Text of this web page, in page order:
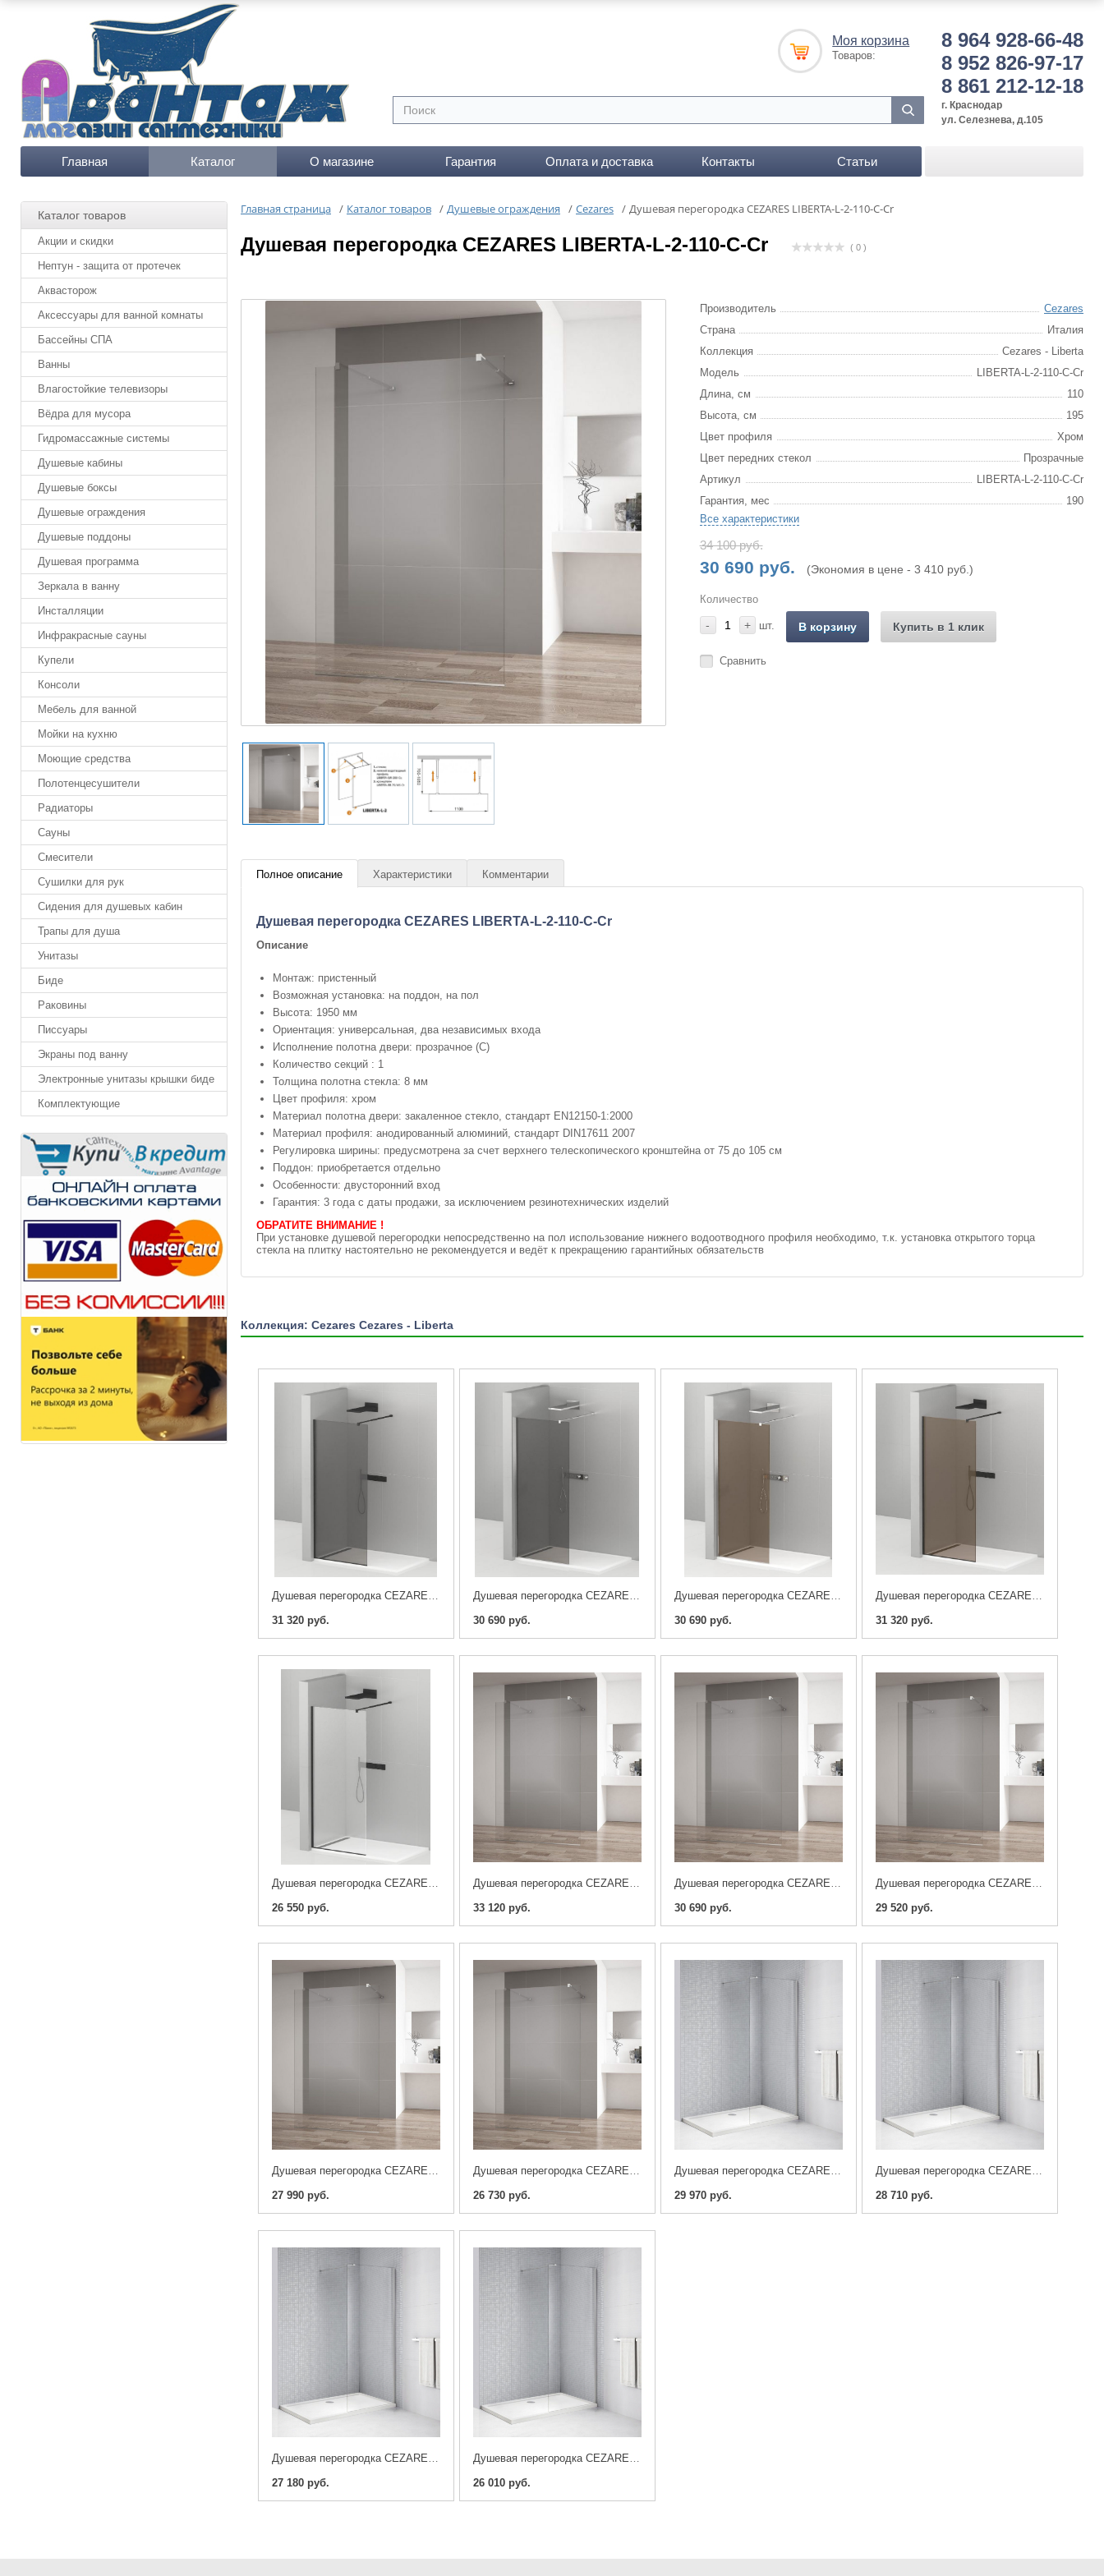
8 964 928-66-48
8 952 826-97-17
8 861 212-12-18
г. Краснодар
ул. Селезнева, д.105
Моя корзина
Товаров:
Главная Каталог О магазине Гарантия Оплата и доставка Контакты Статьи
Каталог товаров
Акции и скидки
Нептун - защита от протечек
Аквасторож
Аксессуары для ванной комнаты
Бассейны СПА
Ванны
Влагостойкие телевизоры
Вёдра для мусора
Гидромассажные системы
Душевые кабины
Душевые боксы
Душевые ограждения
Душевые поддоны
Душевая программа
Зеркала в ванну
Инсталляции
Инфракрасные сауны
Купели
Консоли
Мебель для ванной
Мойки на кухню
Моющие средства
Полотенцесушители
Радиаторы
Сауны
Смесители
Сушилки для рук
Сидения для душевых кабин
Трапы для душа
Унитазы
Биде
Раковины
Писсуары
Экраны под ванну
Электронные унитазы крышки биде
Комплектующие
Главная страница / Каталог товаров / Душевые ограждения / Cezares / Душевая перегородка CEZARES LIBERTA-L-2-110-C-Cr
Душевая перегородка CEZARES LIBERTA-L-2-110-C-Cr ( 0 )
Производитель
Cezares
Страна
Италия
Коллекция
Cezares - Liberta
Модель
LIBERTA-L-2-110-C-Cr
Длина, см
110
Высота, см
195
Цвет профиля
Хром
Цвет передних стекол
Прозрачные
Артикул
LIBERTA-L-2-110-C-Cr
Гарантия, мес
190
Все характеристики
34 100 руб.
30 690 руб. (Экономия в цене - 3 410 руб.)
Количество
- + шт. В корзину Купить в 1 клик
Сравнить
Полное описание Характеристики Комментарии
Душевая перегородка CEZARES LIBERTA-L-2-110-C-Cr
Описание
Монтаж: пристенный
Возможная установка: на поддон, на пол
Высота: 1950 мм
Ориентация: универсальная, два независимых входа
Исполнение полотна двери: прозрачное (C)
Количество секций : 1
Толщина полотна стекла: 8 мм
Цвет профиля: хром
Материал полотна двери: закаленное стекло, стандарт EN12150-1:2000
Материал профиля: анодированный алюминий, стандарт DIN17611 2007
Регулировка ширины: предусмотрена за счет верхнего телескопического кронштейна от 75 до 105 см
Поддон: приобретается отдельно
Особенности: двусторонний вход
Гарантия: 3 года с даты продажи, за исключением резинотехнических изделий
ОБРАТИТЕ ВНИМАНИЕ !
При установке душевой перегородки непосредственно на пол использование нижнего водоотводного профиля необходимо, т.к. установка открытого торца
стекла на плитку настоятельно не рекомендуется и ведёт к прекращению гарантийных обязательств
Коллекция: Cezares Cezares - Liberta
Душевая перегородка CEZARES LIBERTA-L-1-80-GR-NERO ,стекло графит
31 320 руб.
Душевая перегородка CEZARES LIBERTA-L-1-80-GR-Cr,стекло графит
30 690 руб.
Душевая перегородка CEZARES LIBERTA-L-1-80-BR-Cr, стекло бронза
30 690 руб.
Душевая перегородка CEZARES LIBERTA-L-1-80-BR-NERO, стекло бронза
31 320 руб.
Душевая перегородка CEZARES LIBERTA-L-1-80-C-NERO
26 550 руб.
Душевая перегородка CEZARES LIBERTA-L-2-130-C-Cr
33 120 руб.
Душевая перегородка CEZARES LIBERTA-L-2-110-C-Cr
30 690 руб.
Душевая перегородка CEZARES LIBERTA-L-2-100-C-Cr
29 520 руб.
Душевая перегородка CEZARES LIBERTA-L-2-90-C-Cr
27 990 руб.
Душевая перегородка CEZARES LIBERTA-L-2-80-C-Cr
26 730 руб.
Душевая перегородка CEZARES LIBERTA-L-1-110-C-Cr
29 970 руб.
Душевая перегородка CEZARES LIBERTA-L-1-100-C-Cr
28 710 руб.
27 180 руб.
26 010 руб.